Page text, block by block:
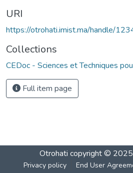
URI
https://otrohati.imist.ma/handle/
Collections
CEDoc - Sciences et Techniques
Full item page
Otrohati copyright ©
Privacy policy End User